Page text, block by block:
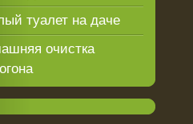
туалет на даче
очистка